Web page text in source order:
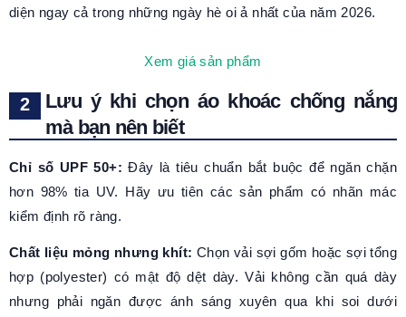
diện ngay cả trong những ngày hè oi ả nhất của năm 2026.
Xem giá sản phẩm
Lưu ý khi chọn áo khoác chống nắng
mà bạn nên biết
Chỉ số UPF 50+:Đây là tiêu chuẩn bắt buộc để ngăn chặn
hơn 98% tia UV. Hãy ưu tiên các sản phẩm có nhãn mác
kiểm định rõ ràng.
Chất liệu mỏng nhưng khít: Chọn vải sợi gốm hoặc sợi tổng
hợp (polyester) có mật độ dệt dày. Vải không cần quá dày
nhưng phải ngăn được ánh sáng xuyên qua khi soi dưới